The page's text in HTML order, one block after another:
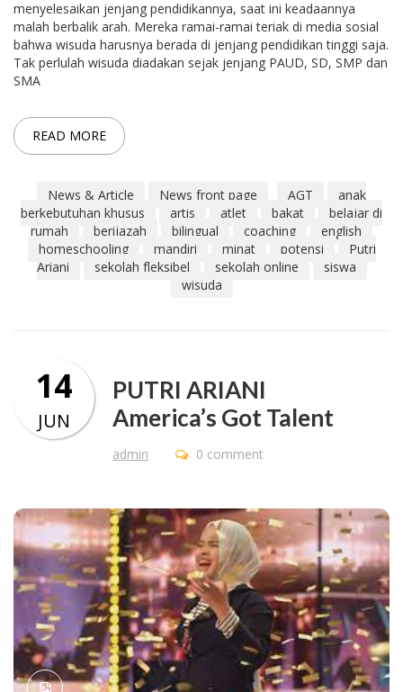
menyelesaikan jenjang pendidikannya, saat ini keadaannya
malah berbalik arah. Mereka ramai-ramai teriak di media sosial
bahwa wisuda harusnya berada di jenjang pendidikan tinggi saja.
Tak perlulah wisuda diadakan sejak jenjang PAUD, SD, SMP dan
SMA
READ MORE
News & Article News front page AGT
anak
berkebutuhan khusus
artis atlet bakat
belajar di
rumah
berijazah bilingual coaching
english
homeschooling
mandiri minat potensi
Putri
Ariani
sekolah fleksibel sekolah online
siswa
wisuda
PUTRI ARIANI
America’s Got Talent
admin
14
JUN
0 comment